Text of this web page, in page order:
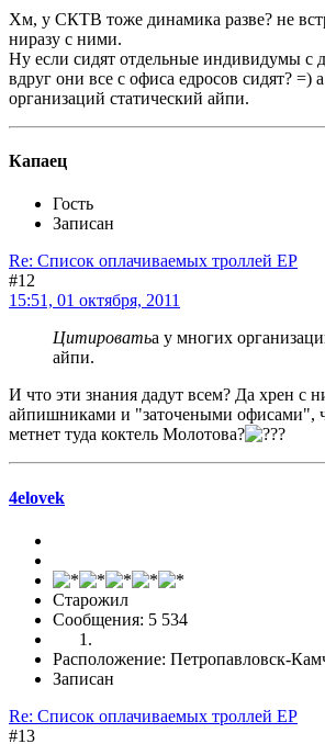
Хм, у СКТВ тоже динамика разве? не
ниразу с ними.
Ну если сидят отдельные индивидумы с
вдруг они все с офиса едросов сидят? =)
организаций статический айпи.
Капаец
Гость
Записан
Re: Список оплачиваемых троллей ЕР
#12
15:51, 01 октября, 2011
Цитироватьа у многих
айпи.
И что эти знания дадут всем? Да хрен с
айпишниками и "заточеными офисами",
метнет туда коктель Молотова?
4elovek
Старожил
Сообщения: 5 534
Расположение: Петропавловск-
Записан
Re: Список оплачиваемых троллей ЕР
#13